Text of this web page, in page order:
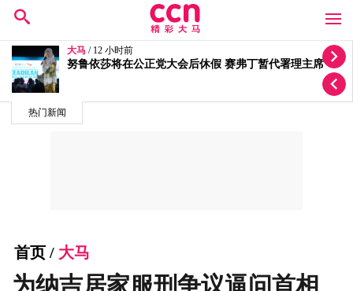
热门新闻
大马 / 15 小时前
质疑选区拨款变成公正党区部基金 李健聪促政府交代
首页 / 大马
为纳吉居家服刑争议逼问首相